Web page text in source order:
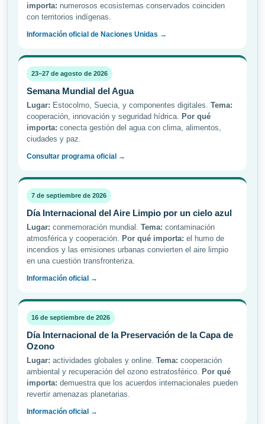
importa: numerosos ecosistemas conservados coinciden
con territorios indígenas.
Información oficial de Naciones Unidas →
23–27 de agosto de 2026
Semana Mundial del Agua
Lugar: Estocolmo, Suecia, y componentes digitales. Tema:
cooperación, innovación y seguridad hídrica. Por qué
importa: conecta gestión del agua con clima, alimentos,
ciudades y paz.
Consultar programa oficial →
7 de septiembre de 2026
Día Internacional del Aire Limpio por un cielo azul
Lugar: conmemoración mundial. Tema: contaminación
atmosférica y cooperación. Por qué importa: el humo de
incendios y las emisiones urbanas convierten el aire limpio
en una cuestión transfronteriza.
Información oficial →
16 de septiembre de 2026
Día Internacional de la Preservación de la Capa de
Ozono
Lugar: actividades globales y online. Tema: cooperación
ambiental y recuperación del ozono estratosférico. Por qué
importa: demuestra que los acuerdos internacionales pueden
revertir amenazas planetarias.
Información oficial →